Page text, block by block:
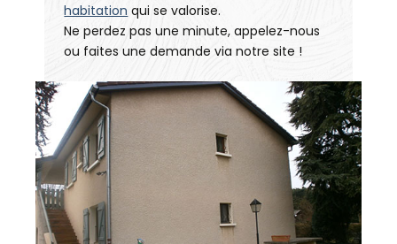
habitation qui se valorise.
Ne perdez pas une minute, appelez-nous
ou faites une demande via notre site !